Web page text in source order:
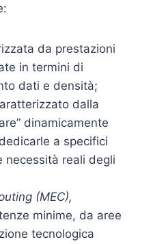
da prestazioni
in termini di
dati e densità;
dalla
dinamicamente
a specifici
necessità reali degli
(MEC),
minime, da aree
tecnologica